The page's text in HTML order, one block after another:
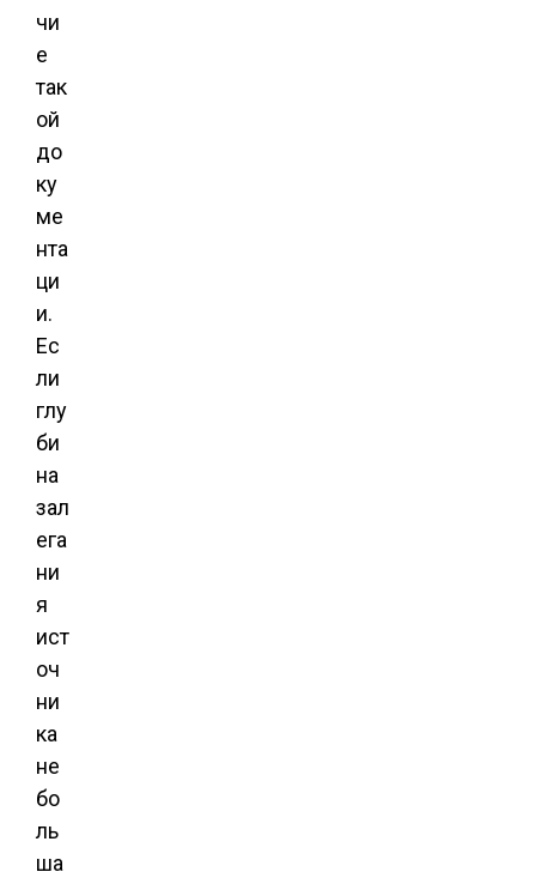
чи
е
так
ой
до
ку
ме
нта
ци
и.
Ес
ли
глу
би
на
зал
ега
ни
я
ист
оч
ни
ка
не
бо
ль
ша